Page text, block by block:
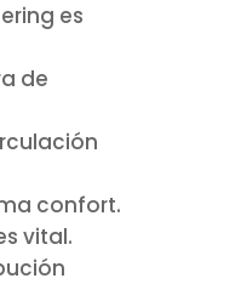
es
de
confort.
vital.